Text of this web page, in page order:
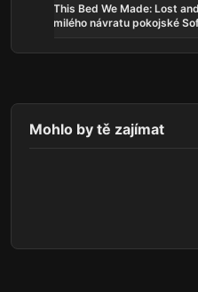
This Bed We Made: Lost
milého návratu pokojské
Mohlo by tě zajímat